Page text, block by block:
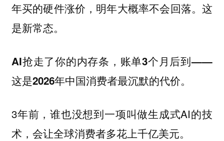
年买的硬件涨价，明年大概率不会回落。这
是新常态。
AI抢走了你的内存条，账单3个月后到——
这是2026年中国消费者最沉默的代价。
3年前，谁也没想到一项叫做生成式AI的技
术，会让全球消费者多花上千亿美元。